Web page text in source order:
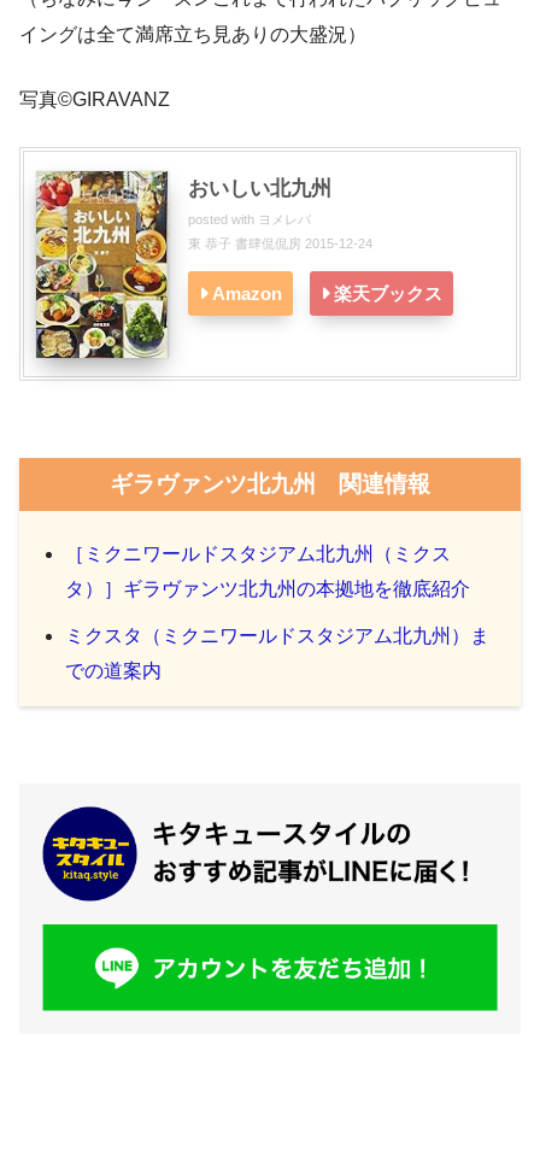
イングは全て満席立ち見ありの大盛況）
写真©GIRAVANZ
おいしい北九州
posted with ヨメレバ
東 恭子 書肆侃侃房 2015-12-24
Amazon 楽天ブックス
ギラヴァンツ北九州 関連情報
［ミクニワールドスタジアム北九州（ミクス
タ）］ギラヴァンツ北九州の本拠地を徹底紹介
ミクスタ（ミクニワールドスタジアム北九州）ま
での道案内